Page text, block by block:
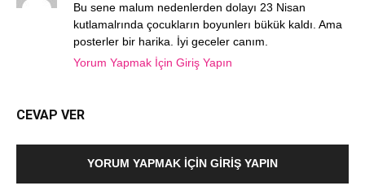
Bu sene malum nedenlerden dolayı 23 Nisan
kutlamalrında çocukların boyunlerı bükük kaldı. Ama
posterler bir harika. İyi geceler canım.
Yorum Yapmak İçin Giriş Yapın
CEVAP VER
YORUM YAPMAK İÇIN GIRIŞ YAPIN